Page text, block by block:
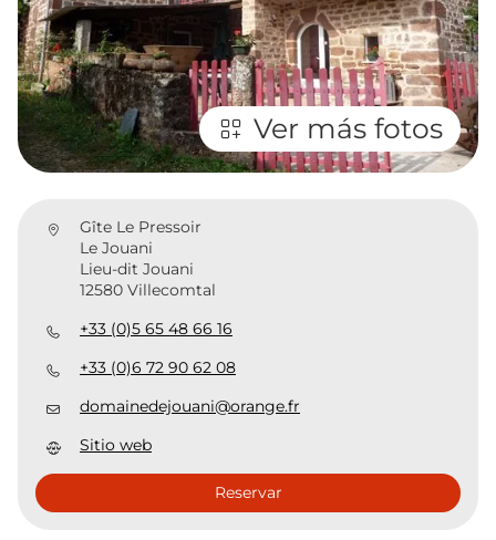
Ver más fotos
Gîte Le Pressoir
Le Jouani
Lieu-dit Jouani
12580 Villecomtal
+33 (0)5 65 48 66 16
+33 (0)6 72 90 62 08
domainedejouani@orange.fr
Sitio web
Reservar